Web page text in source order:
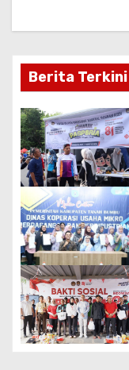
s
p
o
s
Berita Terkini